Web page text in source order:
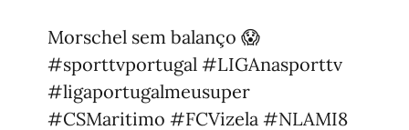
Morschel sem balanço 😱
#sporttvportugal #LIGAnasporttv
#ligaportugalmeusuper
#CSMaritimo #FCVizela #NLAMI8